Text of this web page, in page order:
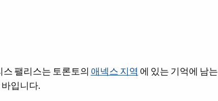
팰리스는 토론토의 애넥스 지역 에 있는 기억에 남는
입니다.